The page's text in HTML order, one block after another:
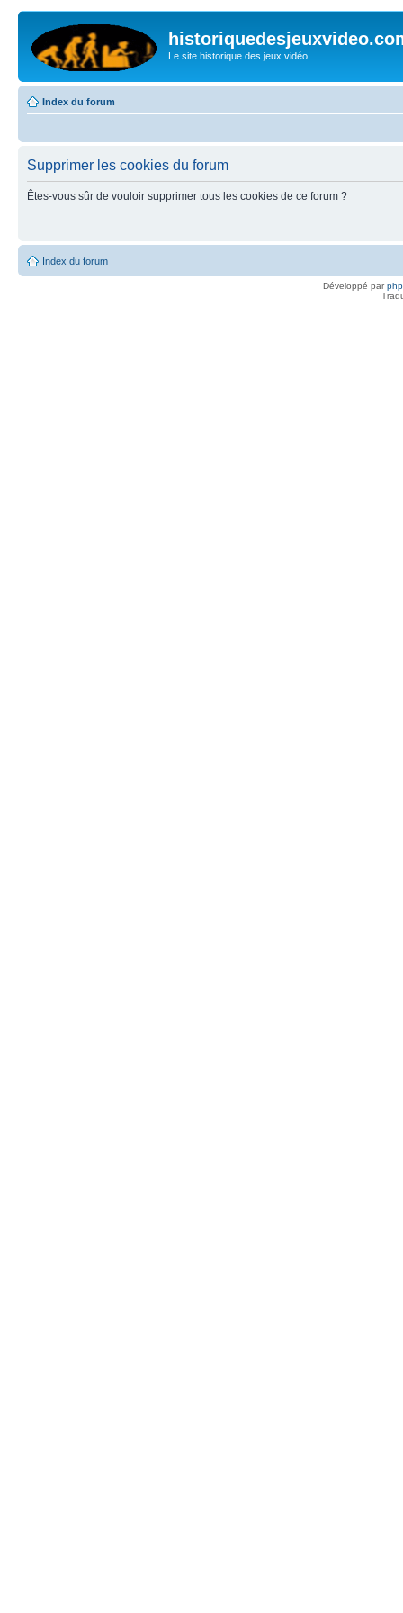
Le site historique des jeux vidéo.
Index du forum
Supprimer les cookies du forum
Êtes-vous sûr de vouloir supprimer tous les cookies de ce forum ?
Index du forum
Développé par